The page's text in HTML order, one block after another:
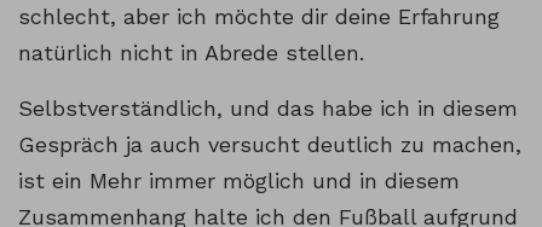
schlecht, aber ich möchte dir deine Erfahrung
natürlich nicht in Abrede stellen.
Selbstverständlich, und das habe ich in diesem
Gespräch ja auch versucht deutlich zu machen,
ist ein Mehr immer möglich und in diesem
Zusammenhang halte ich den Fußball aufgrund